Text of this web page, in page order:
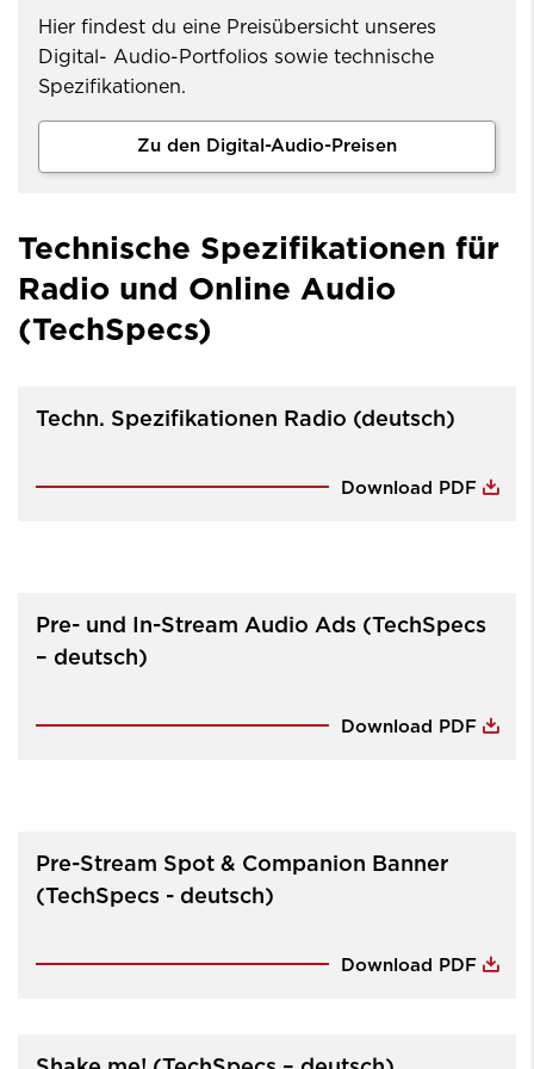
Hier findest du eine Preisübersicht unseres
Digital- Audio-Portfolios sowie technische
Spezifikationen.
Zu den Digital-Audio-Preisen
Technische Spezifikationen für
Radio und Online Audio
(TechSpecs)
Techn. Spezifikationen Radio (deutsch)
Download PDF
Pre- und In-Stream Audio Ads (TechSpecs
– deutsch)
Download PDF
Pre-Stream Spot & Companion Banner
(TechSpecs - deutsch)
Download PDF